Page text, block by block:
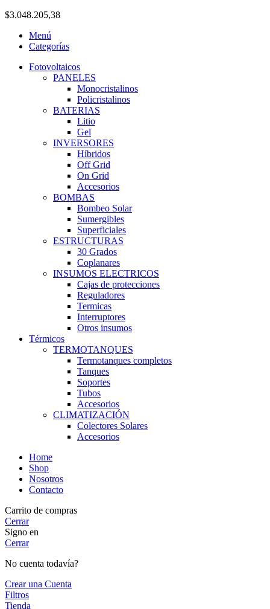
$3.048.205,38
Menú
Categorías
Fotovoltaicos
PANELES
Monocristalinos
Policristalinos
BATERIAS
Litio
Gel
INVERSORES
Híbridos
Off Grid
On Grid
Accesorios
BOMBAS
Bombeo Solar
Sumergibles
Superficiales
ESTRUCTURAS
30 Grados
Coplanares
INSUMOS ELECTRICOS
Cajas de protecciones
Reguladores
Termicas
Interruptores
Otros insumos
Térmicos
TERMOTANQUES
Termotanques completos
Tanques
Soportes
Tubos
Accesorios
CLIMATIZACIÓN
Colectores Solares
Accesorios
Home
Shop
Nosotros
Contacto
Carrito de compras
Cerrar
Signo en
Cerrar
No cuenta todavía?
Crear una Cuenta
Filtros
Tienda